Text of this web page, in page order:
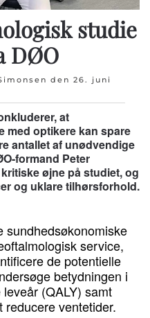
studie
DØO
den 26. juni
at
med optikere kan spare
antallet af unødvendige
formand Peter
øjne på studiet, og
og uklare tilhørsforhold.
sundhedsøkonomiske
service,
de potentielle
betydningen i
(QALY) samt
ventetider.